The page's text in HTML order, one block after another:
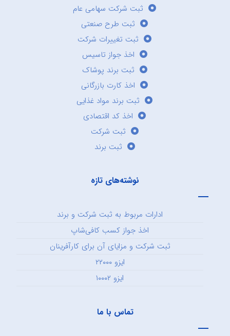
ثبت شرکت سهامی عام
ثبت طرح صنعتی
ثبت تغییرات شرکت
اخذ جواز تاسیس
ثبت برند پوشاک
اخذ کارت بازرگانی
ثبت برند مواد غذایی
اخذ کد اقتصادی
ثبت شرکت
ثبت برند
نوشته‌های تازه
ادارات مربوط به ثبت شرکت و برند
اخذ جواز کسب کافی‌شاپ
ثبت شرکت و مزایای آن برای کارآفرینان
ایزو ۲۲۰۰۰
ایزو ۱۰۰۰۲
تماس با ما